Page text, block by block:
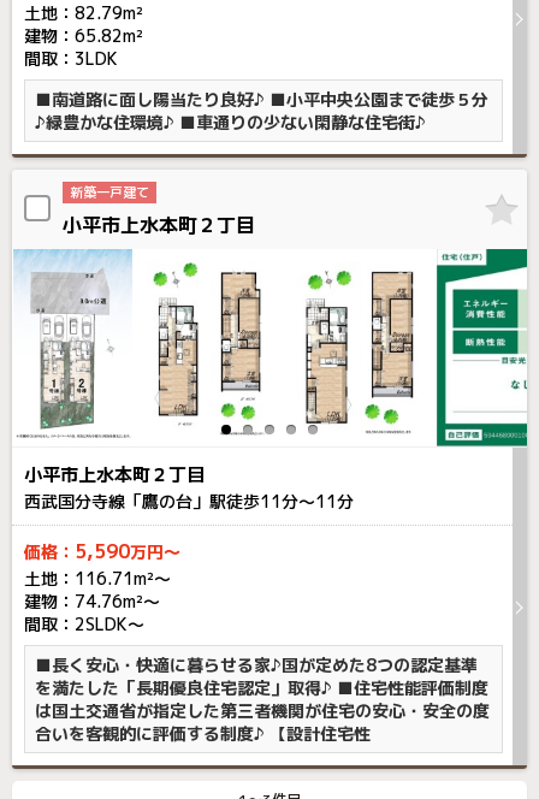
土地：82.79m²
建物：65.82m²
間取：3LDK
■南道路に面し陽当たり良好♪ ■小平中央公園まで徒歩５分
♪緑豊かな住環境♪ ■車通りの少ない閑静な住宅街♪
新築一戸建て
小平市上水本町２丁目
小平市上水本町２丁目
西武国分寺線「鷹の台」駅徒歩11分～11分
価格： 5,590万円～
土地：116.71m²〜
建物：74.76m²〜
間取：2SLDK～
■長く安心・快適に暮らせる家♪国が定めた8つの認定基準
を満たした「長期優良住宅認定」取得♪ ■住宅性能評価制度
は国土交通省が指定した第三者機関が住宅の安心・安全の度
合いを客観的に評価する制度♪ 【設計住宅性